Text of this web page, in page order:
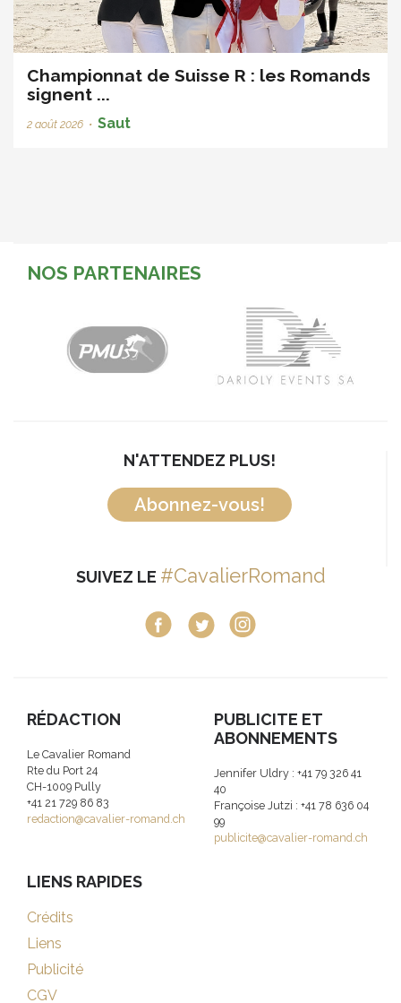
Championnat de Suisse R : les Romands
signent ...
2 août 2026 • Saut
NOS PARTENAIRES
N'ATTENDEZ PLUS!
Abonnez-vous!
SUIVEZ LE #CavalierRomand
RÉDACTION
Le Cavalier Romand
Rte du Port 24
CH-1009 Pully
+41 21 729 86 83
redaction@cavalier-romand.ch
PUBLICITE ET
ABONNEMENTS
Jennifer Uldry : +41 79 326 41
40
Françoise Jutzi : +41 78 636 04
99
publicite@cavalier-romand.ch
LIENS RAPIDES
Crédits
Liens
Publicité
CGV